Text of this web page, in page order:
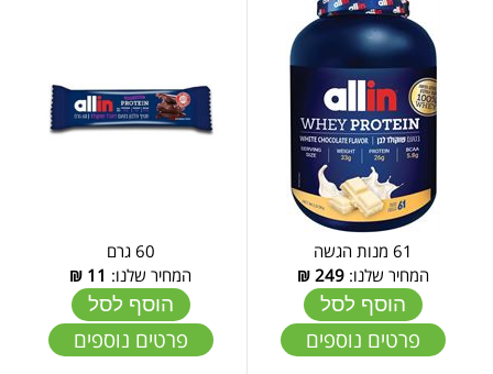
61 מנות הגשה
המחיר שלנו: 249
₪
הוסף לסל
פרטים נוספים
60 גרם
המחיר שלנו: 11
₪
הוסף לסל
פרטים נוספים